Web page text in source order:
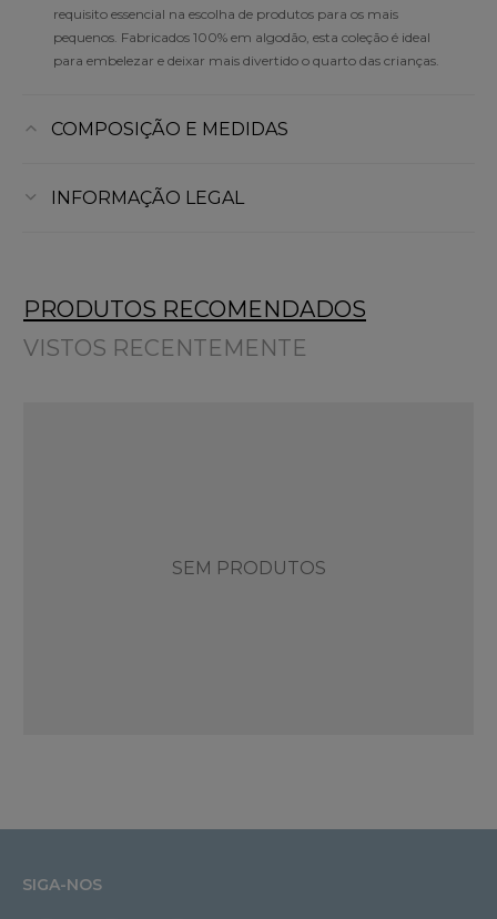
requisito essencial na escolha de produtos para os mais
pequenos. Fabricados 100% em algodão, esta coleção é ideal
para embelezar e deixar mais divertido o quarto das crianças.
COMPOSIÇÃO E MEDIDAS
INFORMAÇÃO LEGAL
PRODUTOS RECOMENDADOS
VISTOS RECENTEMENTE
SEM PRODUTOS
SIGA-NOS